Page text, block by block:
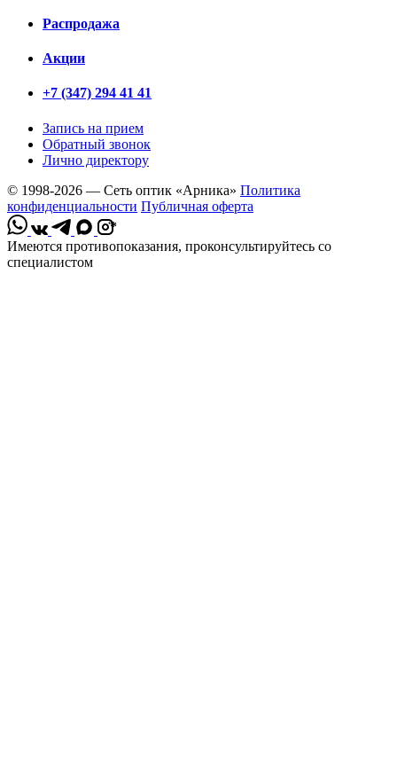
Распродажа
Акции
+7 (347) 294 41 41
Запись на прием
Обратный звонок
Лично директору
© 1998-2026 — Сеть оптик «Арника» Политика
конфиденциальности Публичная оферта
*
Имеются противопоказания, проконсультируйтесь со
специалистом